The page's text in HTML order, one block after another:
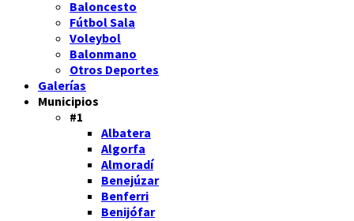
Baloncesto
Fútbol Sala
Voleybol
Balonmano
Otros Deportes
Galerías
Municipios
#1
Albatera
Algorfa
Almoradí
Benejúzar
Benferri
Benijófar